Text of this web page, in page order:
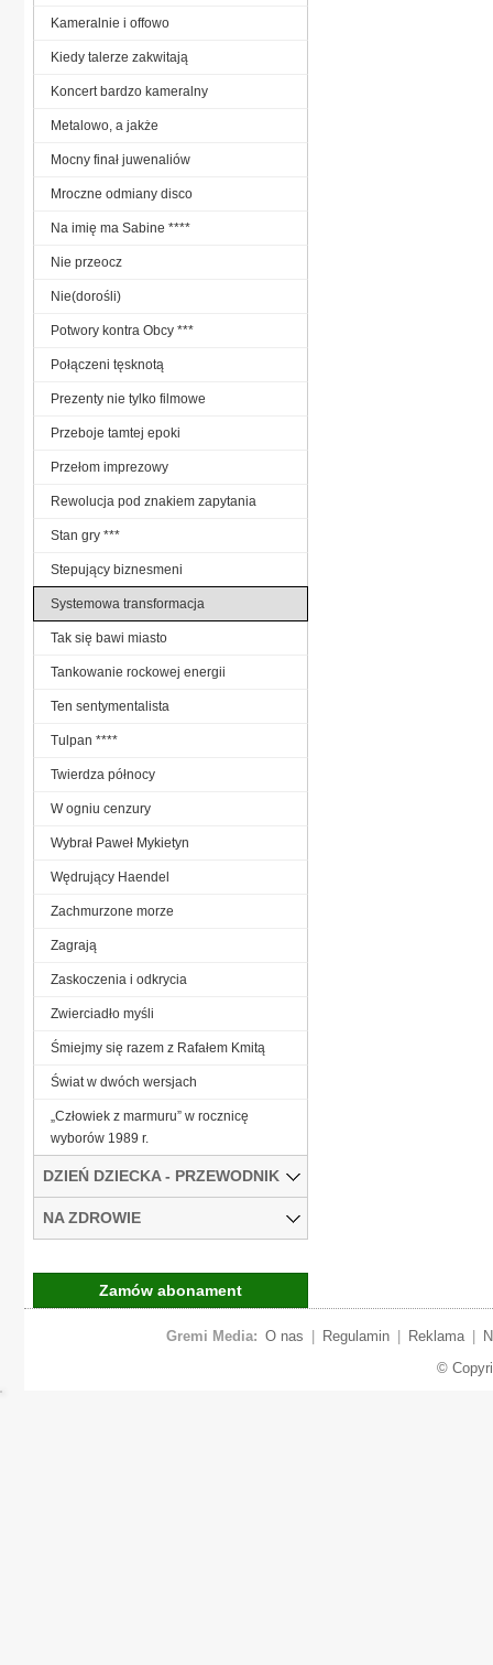
Kameralnie i offowo
Kiedy talerze zakwitają
Koncert bardzo kameralny
Metalowo, a jakże
Mocny finał juwenaliów
Mroczne odmiany disco
Na imię ma Sabine ****
Nie przeocz
Nie(dorośli)
Potwory kontra Obcy ***
Połączeni tęsknotą
Prezenty nie tylko filmowe
Przeboje tamtej epoki
Przełom imprezowy
Rewolucja pod znakiem zapytania
Stan gry ***
Stepujący biznesmeni
Systemowa transformacja
Tak się bawi miasto
Tankowanie rockowej energii
Ten sentymentalista
Tulpan ****
Twierdza północy
W ogniu cenzury
Wybrał Paweł Mykietyn
Wędrujący Haendel
Zachmurzone morze
Zagrają
Zaskoczenia i odkrycia
Zwierciadło myśli
Śmiejmy się razem z Rafałem Kmitą
Świat w dwóch wersjach
„Człowiek z marmuru” w rocznicę
wyborów 1989 r.
DZIEŃ DZIECKA - PRZEWODNIK
NA ZDROWIE
Zamów abonament
Gremi Media: O nas Regulamin Reklama
©